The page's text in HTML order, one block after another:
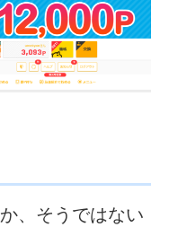
、そうではない